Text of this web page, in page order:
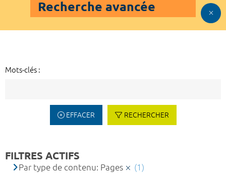
Recherche avancée
Mots-clés :
EFFACER RECHERCHER
FILTRES ACTIFS
Par type de contenu: Pages
(1)